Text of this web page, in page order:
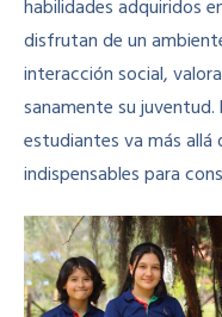
habilidades adquiridos
disfrutan de un
interacción social,
sanamente su
estudiantes va más allá
indispensables para